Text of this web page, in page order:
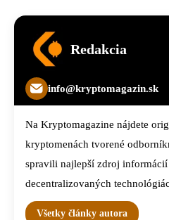
Redakcia
info@kryptomagazin.sk
Na Kryptomagazine nájdete
kryptomenách tvorené
spravili najlepší zdroj
decentralizovaných
Všetky články autora